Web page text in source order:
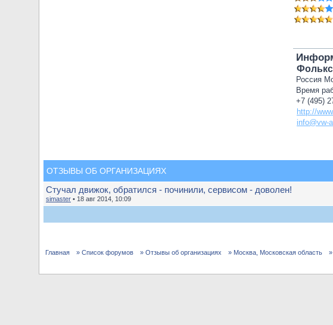
Россия
Время
+7 (495)
http://
info@vw-
ОТЗЫВЫ ОБ ОРГАНИЗАЦИЯХ
Стучал движок, обратился - починили, сервисом - доволен!
simaster • 18 авг 2014, 10:09
Главная » Список форумов » Отзывы об организациях » Москва, Московская область